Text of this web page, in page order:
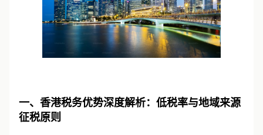
一、香港税务优势深度解析：低税率与地域来源
征税原则